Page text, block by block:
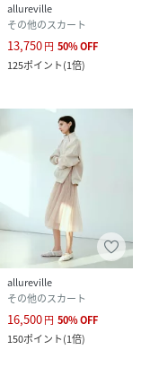
allureville
その他のスカート
13,750円 50%OFF
125ポイント(1倍)
allureville
その他のスカート
16,500円 50%OFF
150ポイント(1倍)